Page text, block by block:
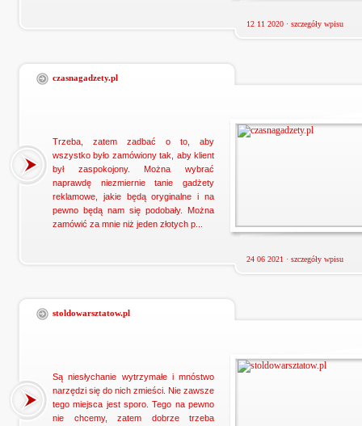
12 11 2020 · szczegóły wpisu
czasnagadzety.pl
Trzeba, zatem zadbać o to, aby
wszystko było zamówiony tak, aby klient
był zaspokojony. Można wybrać
naprawdę niezmiernie tanie gadżety
reklamowe, jakie będą oryginalne i na
pewno będą nam się podobały. Można
zamówić za mnie niż jeden złotych p...
24 06 2021 · szczegóły wpisu
stoldowarsztatow.pl
Są niesłychanie wytrzymałe i mnóstwo
narzędzi się do nich zmieści. Nie zawsze
tego miejsca jest sporo. Tego na pewno
nie chcemy, zatem dobrze trzeba